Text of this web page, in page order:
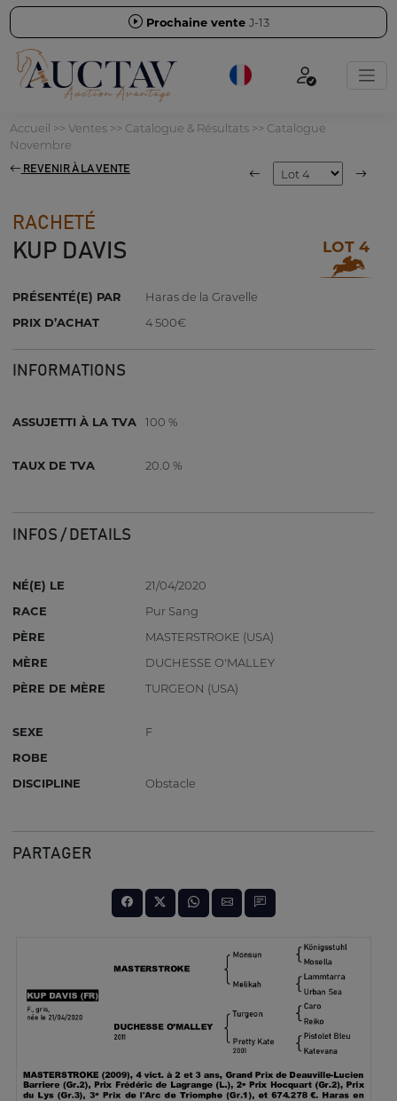
Prochaine vente J-13
Accueil >> Ventes>> Catalogue & Résultats>> Catalogue
Novembre
REVENIR À LA VENTE
RACHETÉ
KUP DAVIS LOT 4
PRÉSENTÉ(E) PAR
Haras de la Gravelle
PRIX D’ACHAT
4 500€
INFORMATIONS
ASSUJETTI À LA TVA 100 %
TAUX DE TVA 20.0 %
INFOS / DETAILS
NÉ(E) LE
21/04/2020
RACE
Pur Sang
PÈRE
MASTERSTROKE (USA)
MÈRE
DUCHESSE O'MALLEY
PÈRE DE MÈRE
TURGEON (USA)
SEXE
F
ROBE
DISCIPLINE
Obstacle
PARTAGER